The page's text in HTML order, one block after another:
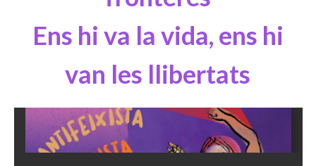
Ens hi va la vida, ens hi
van les llibertats